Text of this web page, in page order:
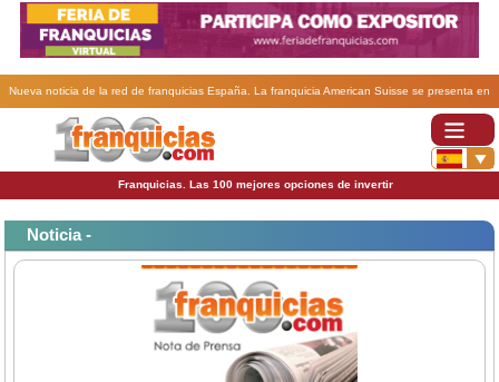
Nueva noticia de la red de franquicias España. La franquicia American Suisse se presenta en
Franquicias. Las 100 mejores opciones de invertir
Noticia -